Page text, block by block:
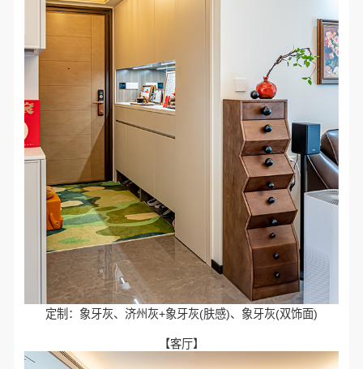
定制：象牙灰、济州灰+象牙灰(肤感)、象牙灰(双饰面)
【客厅】